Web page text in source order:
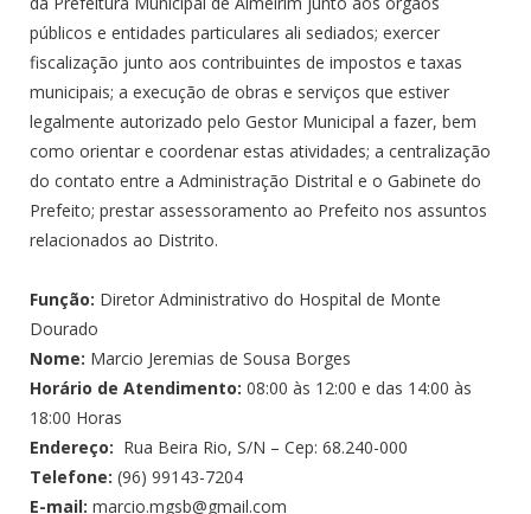
públicos e entidades particulares ali sediados; exercer
fiscalização junto aos contribuintes de impostos e taxas
municipais; a execução de obras e serviços que estiver
legalmente autorizado pelo Gestor Municipal a fazer, bem
como orientar e coordenar estas atividades; a centralização
do contato entre a Administração Distrital e o Gabinete do
Prefeito; prestar assessoramento ao Prefeito nos assuntos
relacionados ao Distrito.
Função: Diretor Administrativo do Hospital de Monte
Dourado
Nome: Marcio Jeremias de Sousa Borges
Horário de Atendimento: 08:00 às 12:00 e das 14:00 às
18:00 Horas
Endereço: Rua Beira Rio, S/N – Cep: 68.240-000
Telefone: (96) 99143-7204
E-mail: marcio.mgsb@gmail.com